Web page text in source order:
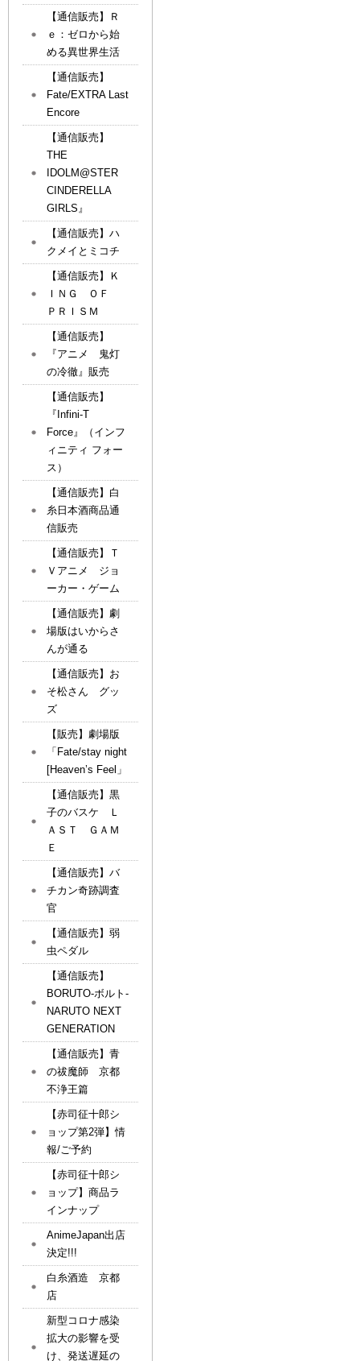
【通信販売】Ｒ
ｅ：ゼロから始
める異世界生活
【通信販売】
Fate/EXTRA Last
Encore
【通信販売】
THE
IDOLM@STER
CINDERELLA
GIRLS』
【通信販売】ハ
クメイとミコチ
【通信販売】Ｋ
ＩＮＧ ＯＦ
ＰＲＩＳＭ
【通信販売】
『アニメ 鬼灯
の冷徹』販売
【通信販売】
『Infini-T
Force』（インフ
ィニティ フォー
ス）
【通信販売】白
糸日本酒商品通
信販売
【通信販売】Ｔ
Ｖアニメ ジョ
ーカー・ゲーム
【通信販売】劇
場版はいからさ
んが通る
【通信販売】お
そ松さん グッ
ズ
【販売】劇場版
「Fate/stay night
[Heaven’s Feel」
【通信販売】黒
子のバスケ Ｌ
ＡＳＴ ＧＡＭ
Ｅ
【通信販売】バ
チカン奇跡調査
官
【通信販売】弱
虫ペダル
【通信販売】
BORUTO-ボルト-
NARUTO NEXT
GENERATION
【通信販売】青
の祓魔師 京都
不浄王篇
【赤司征十郎シ
ョップ第2弾】情
報/ご予約
【赤司征十郎シ
ョップ】商品ラ
インナップ
AnimeJapan出店
決定!!!
白糸酒造 京都
店
新型コロナ感染
拡大の影響を受
け、発送遅延の